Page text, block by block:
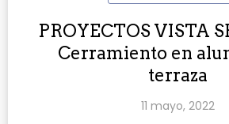
PROYECTOS VISTA
Cerramiento en
terraza
11 mayo, 2022